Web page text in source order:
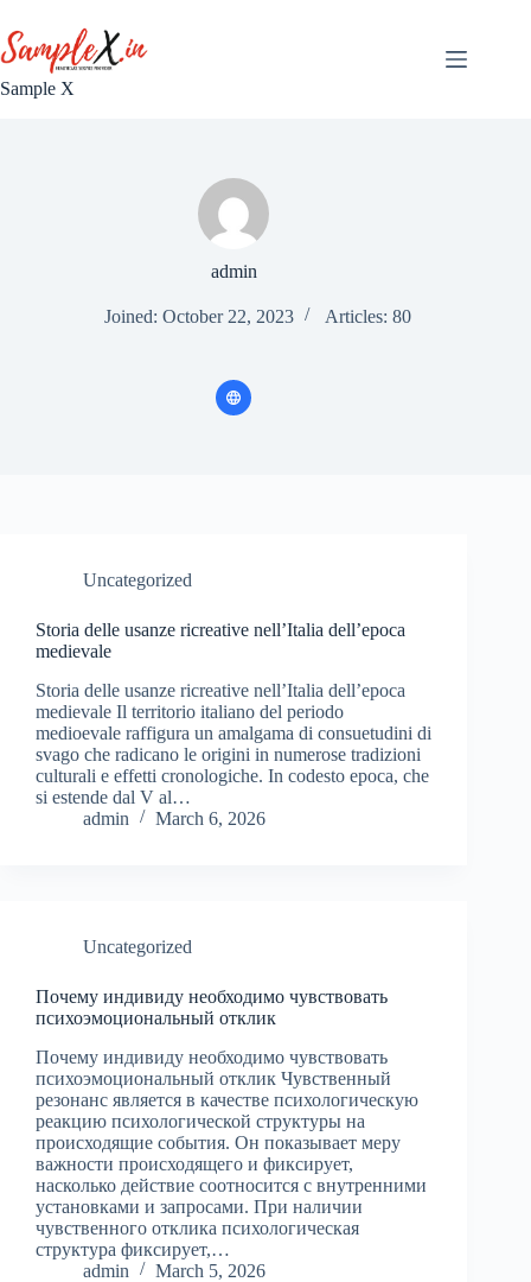
to
content
Sample X
admin
Joined: October 22, 2023 Articles: 80
Uncategorized
Storia delle usanze ricreative nell’Italia dell’epoca
medievale
Storia delle usanze ricreative nell’Italia dell’epoca
medievale Il territorio italiano del periodo
medioevale raffigura un amalgama di consuetudini di
svago che radicano le origini in numerose tradizioni
culturali e effetti cronologiche. In codesto epoca, che
si estende dal V al…
admin
March 6, 2026
Uncategorized
Почему индивиду необходимо чувствовать
психоэмоциональный отклик
Почему индивиду необходимо чувствовать
психоэмоциональный отклик Чувственный
резонанс является в качестве психологическую
реакцию психологической структуры на
происходящие события. Он показывает меру
важности происходящего и фиксирует,
насколько действие соотносится с внутренними
установками и запросами. При наличии
чувственного отклика психологическая
структура фиксирует,…
admin
March 5, 2026